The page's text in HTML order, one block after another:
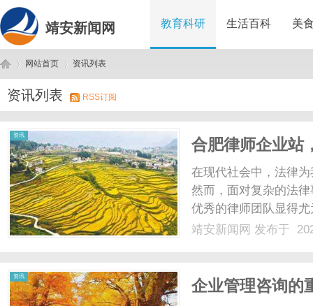
靖安新闻网 教育科研 生活百科 美
靖 ›
网站首页
›
资讯列表
资讯列表 RSS订阅
资讯
合肥律师企业站
在现代社会中，法律
然而，面对复杂的法
优秀的律师团队显得
选择一家信誉良好的
靖安新闻网 发布于
资讯
企业管理咨询的